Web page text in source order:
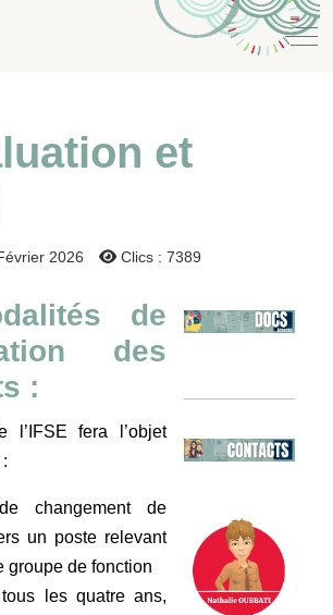
Off-
et
2026 Clics : 7389
de
des
:
l’IFSE fera l’objet
changement de
un poste relevant
groupe de fonction
les quatre ans,